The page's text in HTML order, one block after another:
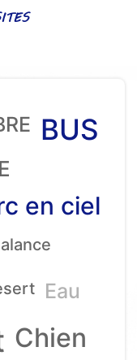
BUS
en ciel
Eau
Chien